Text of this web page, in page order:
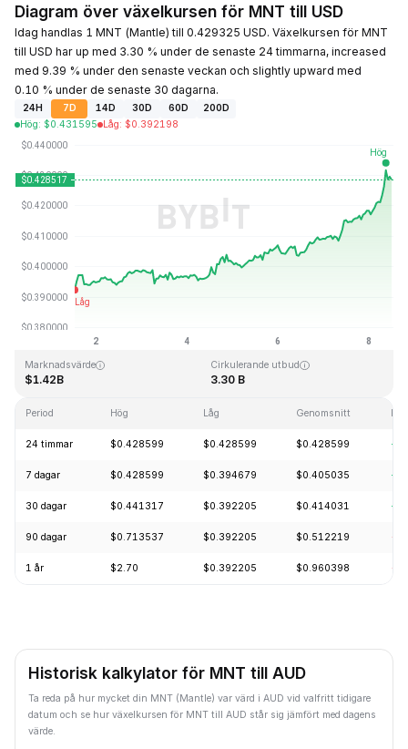
Diagram över växelkursen för MNT till USD
Idag handlas 1 MNT (Mantle) till 0.429325 USD. Växelkursen för MNT
till USD har up med 3.30 % under de senaste 24 timmarna, increased
med 9.39 % under den senaste veckan och slightly upward med
0.10 % under de senaste 30 dagarna.
24H 7D 14D 30D 60D
200D
Hög: $0.431595 Låg: $0.392198
Senast uppdaterad: 2026-08-08, 12:21 GMT+0
All Time High
Marknadsvärde
$1.42B
Cirkulerande utbud
3.30 B
Period Hög Låg Genomsnitt
24 timmar $0.428599 $0.428599 $0.428599
7 dagar $0.428599 $0.394679 $0.405035
30 dagar $0.441317 $0.392205 $0.414031
90 dagar $0.713537 $0.392205 $0.512219 -
1 år $2.70 $0.392205 $0.960398 -
Historisk kalkylator för MNT till AUD
Ta reda på hur mycket din MNT (Mantle) var värd i AUD vid valfritt tidigare
datum och se hur växelkursen för MNT till AUD står sig jämfört med dagens
värde.